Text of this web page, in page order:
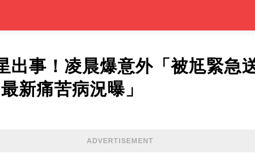
出事！凌晨爆意外「被尪緊急
新痛苦病況曝」
ADVERTISEMENT